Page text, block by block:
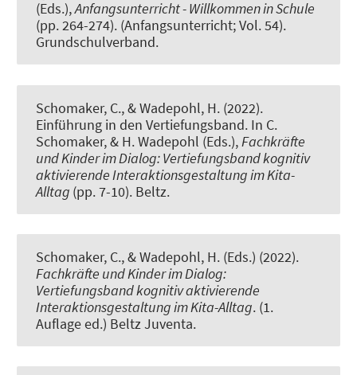
(Eds.),Anfangsunterricht - Willkommen in Schule
(pp. 264-274). (Anfangsunterricht; Vol. 54).
Grundschulverband.
Schomaker, C., & Wadepohl, H. (2022).
Einführung in den Vertiefungsband. In C.
Schomaker, & H. Wadepohl (Eds.),Fachkräfte
und Kinder im Dialog: Vertiefungsband kognitiv
aktivierende Interaktionsgestaltung im Kita-
Alltag (pp. 7-10). Beltz.
Schomaker, C., & Wadepohl, H. (Eds.) (2022).
Fachkräfte und Kinder im Dialog:
Vertiefungsband kognitiv aktivierende
Interaktionsgestaltung im Kita-Alltag. (1.
Auflage ed.) Beltz Juventa.